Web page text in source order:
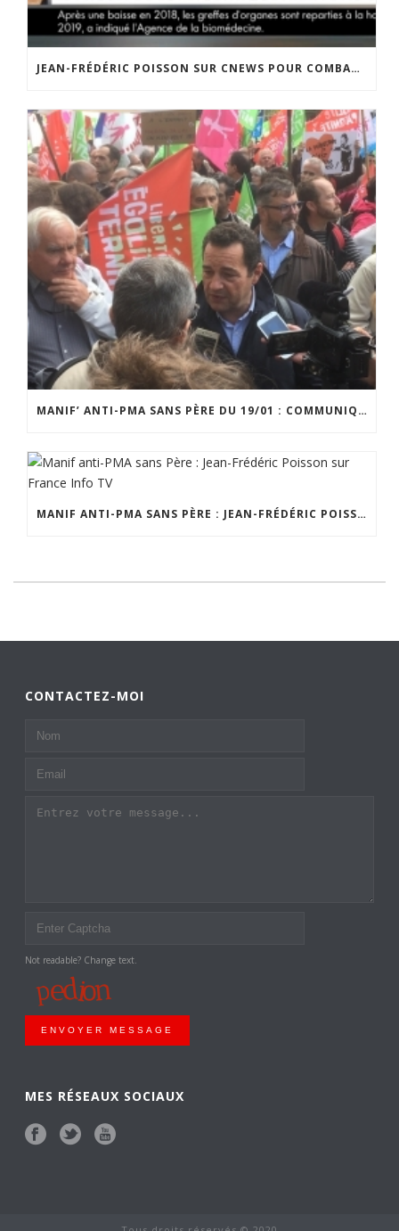
JEAN-FRÉDÉRIC POISSON SUR CNEWS POUR COMBATTRE LE PROJET DE LOI BIOÉTHIQUE ET LA PMA SANS PÈRE
MANIF’ ANTI-PMA SANS PÈRE DU 19/01 : COMMUNIQUÉ DE JEAN-FRÉDÉRIC POISSON
MANIF ANTI-PMA SANS PÈRE : JEAN-FRÉDÉRIC POISSON SUR FRANCE INFO TV
CONTACTEZ-MOI
Not readable? Change text.
ENVOYER MESSAGE
MES RÉSEAUX SOCIAUX